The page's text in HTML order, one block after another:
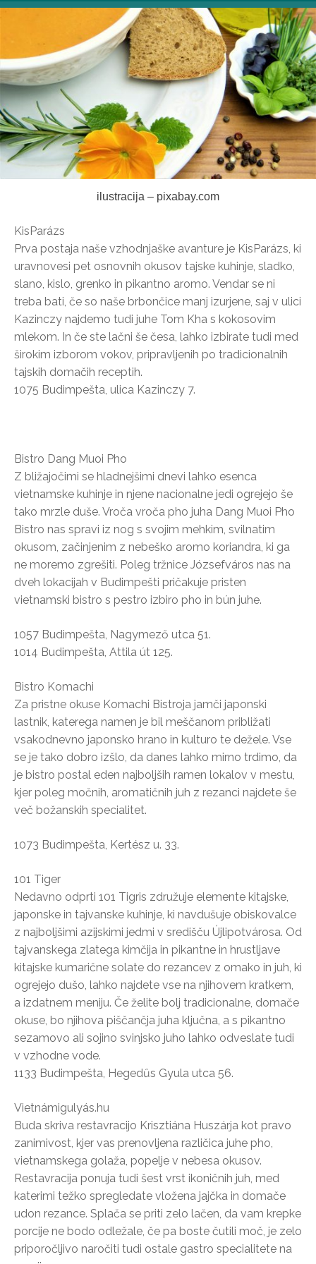
ilustracija – pixabay.com
KisParázs
Prva postaja naše vzhodnjaške avanture je KisParázs, ki
uravnovesi pet osnovnih okusov tajske kuhinje, sladko,
slano, kislo, grenko in pikantno aromo. Vendar se ni
treba bati, če so naše brbončice manj izurjene, saj v ulici
Kazinczy najdemo tudi juhe Tom Kha s kokosovim
mlekom. In če ste lačni še česa, lahko izbirate tudi med
širokim izborom vokov, pripravljenih po tradicionalnih
tajskih domačih receptih.
1075 Budimpešta, ulica Kazinczy 7.
Bistro Dang Muoi Pho
Z bližajočimi se hladnejšimi dnevi lahko esenca
vietnamske kuhinje in njene nacionalne jedi ogrejejo še
tako mrzle duše. Vroča vroča pho juha Dang Muoi Pho
Bistro nas spravi iz nog s svojim mehkim, svilnatim
okusom, začinjenim z nebeško aromo koriandra, ki ga
ne moremo zgrešiti. Poleg tržnice Józsefváros nas na
dveh lokacijah v Budimpešti pričakuje pristen
vietnamski bistro s pestro izbiro pho in bún juhe.
1057 Budimpešta, Nagymező utca 51.
1014 Budimpešta, Attila út 125.
Bistro Komachi
Za pristne okuse Komachi Bistroja jamči japonski
lastnik, katerega namen je bil meščanom približati
vsakodnevno japonsko hrano in kulturo te dežele. Vse
se je tako dobro izšlo, da danes lahko mirno trdimo, da
je bistro postal eden najboljših ramen lokalov v mestu,
kjer poleg močnih, aromatičnih juh z rezanci najdete še
več božanskih specialitet.
1073 Budimpešta, Kertész u. 33.
101 Tiger
Nedavno odprti 101 Tigris združuje elemente kitajske,
japonske in tajvanske kuhinje, ki navdušuje obiskovalce
z najboljšimi azijskimi jedmi v središču Újlipotvárosa. Od
tajvanskega zlatega kimčija in pikantne in hrustljave
kitajske kumarične solate do rezancev z omako in juh, ki
ogrejejo dušo, lahko najdete vse na njihovem kratkem,
a izdatnem meniju. Če želite bolj tradicionalne, domače
okuse, bo njihova piščančja juha ključna, a s pikantno
sezamovo ali sojino svinjsko juho lahko odveslate tudi
v vzhodne vode.
1133 Budimpešta, Hegedűs Gyula utca 56.
Vietnámigulyás.hu
Buda skriva restavracijo Krisztiána Huszárja kot pravo
zanimivost, kjer vas prenovljena različica juhe pho,
vietnamskega golaža, popelje v nebesa okusov.
Restavracija ponuja tudi šest vrst ikoničnih juh, med
katerimi težko spregledate vložena jajčka in domače
udon rezance. Splača se priti zelo lačen, da vam krepke
porcije ne bodo odležale, če pa boste čutili moč, je zelo
priporočljivo naročiti tudi ostale gastro specialitete na